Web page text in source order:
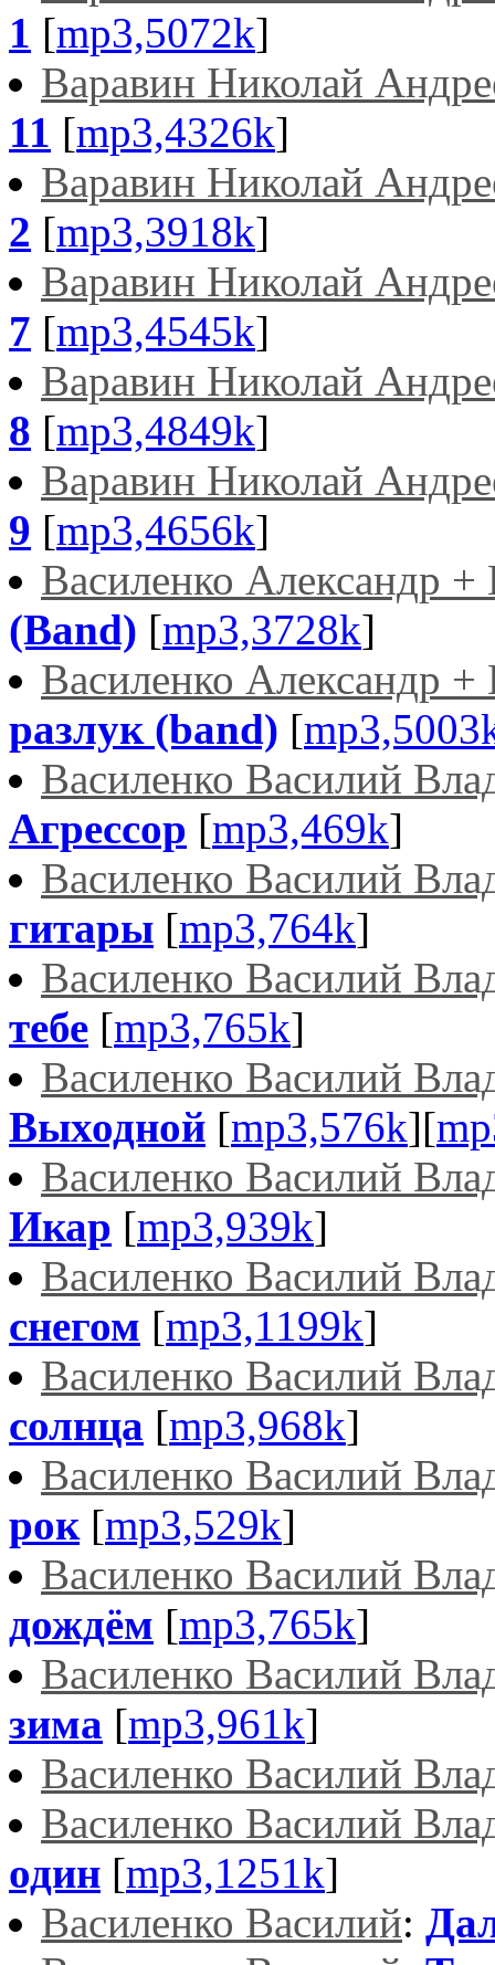
1 [mp3,5072k]
Варавин Николай
11 [mp3,4326k]
Варавин Николай
2 [mp3,3918k]
Варавин Николай
7 [mp3,4545k]
Варавин Николай
8 [mp3,4849k]
Варавин Николай
9 [mp3,4656k]
Василенко Александр +
(Band) [mp3,3728k]
Василенко Александр +
разлук (band) [
Василенко Василий
Агрессор [mp3,469k]
Василенко Василий
гитары [mp3,764k]
Василенко Василий
тебе [mp3,765k]
Василенко Василий
Выходной [mp3,576k][
Василенко Василий
Икар [mp3,939k]
Василенко Василий
снегом [mp3,1199k]
Василенко Василий
солнца [mp3,968k]
Василенко Василий
рок[mp3,529k]
Василенко Василий
дождём [mp3,765k]
Василенко Василий
зима [mp3,961k]
Василенко Василий
Василенко Василий
один [mp3,1251k]
Василенко Василий: